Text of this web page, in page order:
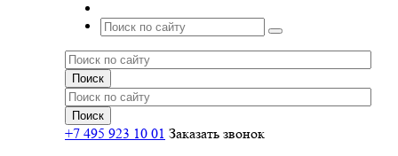
+7 495 923 10 01 Заказать звонок